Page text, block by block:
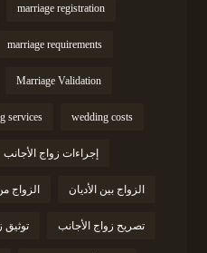
marriage registration
marriage requirements
Marriage Validation
wedding costs
services
إجراءات زواج الأجانب
الزواج بين الأديان الزواج
تصريح زواج الأجانب توثيق